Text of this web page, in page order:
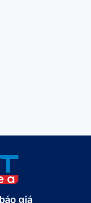
giá​